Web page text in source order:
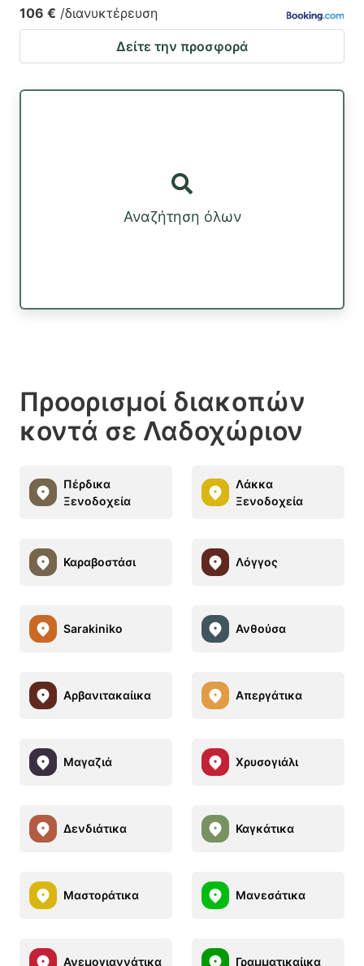
106 € /διανυκτέρευση
Δείτε την προσφορά
Αναζήτηση όλων
Προορισμοί διακοπών
κοντά σε Λαδοχώριον
Πέρδικα
Ξενοδοχεία
Λάκκα
Ξενοδοχεία
Καραβοστάσι Λόγγος
Sarakiniko Ανθούσα
Αρβανιτακαίικα Απεργάτικα
Μαγαζιά Χρυσογιάλι
Δενδιάτικα Καγκάτικα
Μαστοράτικα Μανεσάτικα
Ανεμογιαννάτικα Γραμματικαίικα